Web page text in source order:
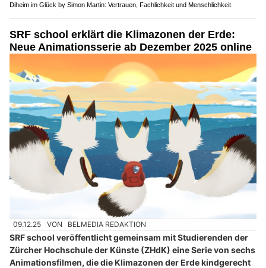
Diheim im Glück by Simon Martin: Vertrauen, Fachlichkeit und Menschlichkeit
SRF school erklärt die Klimazonen der Erde:
Neue Animationsserie ab Dezember 2025 online
09.12.25 VON BELMEDIA REDAKTION
SRF school veröffentlicht gemeinsam mit Studierenden der
Zürcher Hochschule der Künste (ZHdK) eine Serie von sechs
Animationsfilmen, die die Klimazonen der Erde kindgerecht